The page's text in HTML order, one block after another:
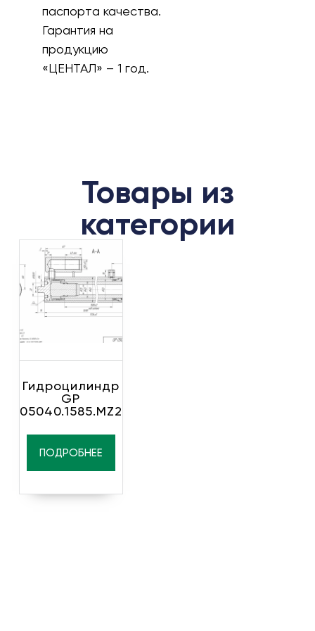
паспорта качества.
Гарантия на
продукцию
«ЦЕНТАЛ» – 1 год.
Товары из
категории
Гидроцилиндр
GP
05040.1585.MZ2
ПОДРОБНЕЕ